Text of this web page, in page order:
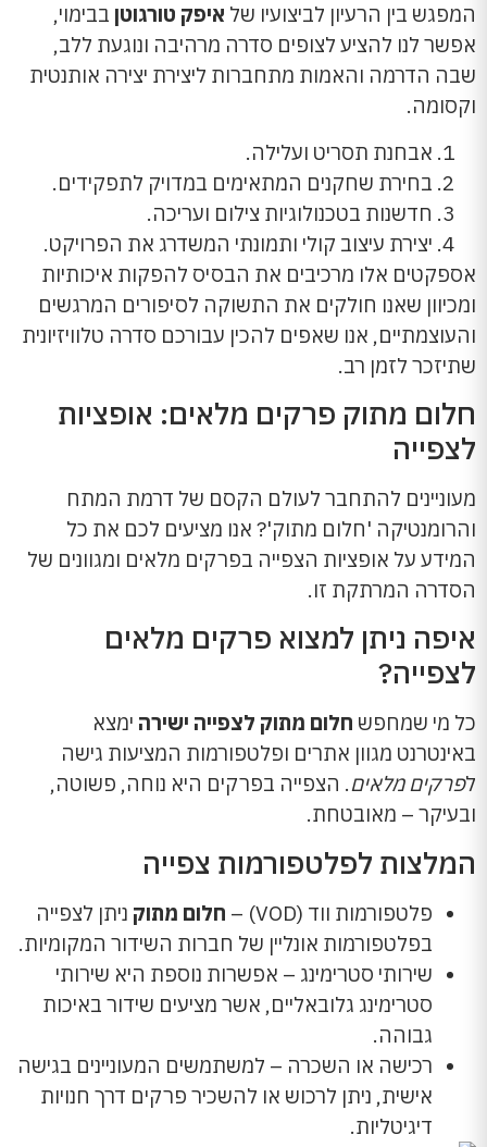
המפגש בין הרעיון לביצועיו של איפק טורגוטן בבימוי,
אפשר לנו להציע לצופים סדרה מרהיבה ונוגעת ללב,
שבה הדרמה והאמות מתחברות ליצירת יצירה אותנטית
וקסומה.
אבחנת תסריט ועלילה.
בחירת שחקנים המתאימים במדויק לתפקידים.
חדשנות בטכנולוגיות צילום ועריכה.
יצירת עיצוב קולי ותמונתי המשדרג את הפרויקט.
אספקטים אלו מרכיבים את הבסיס להפקות איכותיות
ומכיוון שאנו חולקים את התשוקה לסיפורים המרגשים
והעוצמתיים, אנו שאפים להכין עבורכם סדרה טלוויזיונית
שתיזכר לזמן רב.
חלום מתוק פרקים מלאים: אופציות
לצפייה
מעוניינים להתחבר לעולם הקסם של דרמת המתח
והרומנטיקה 'חלום מתוק'? אנו מציעים לכם את כל
המידע על אופציות הצפייה בפרקים מלאים ומגוונים של
הסדרה המרתקת זו.
איפה ניתן למצוא פרקים מלאים
לצפייה?
כל מי שמחפש חלום מתוק לצפייה ישירה ימצא
באינטרנט מגוון אתרים ופלטפורמות המציעות גישה
לפרקים מלאים. הצפייה בפרקים היא נוחה, פשוטה,
ובעיקר – מאובטחת.
המלצות לפלטפורמות צפייה
פלטפורמות ווד (VOD) – חלום מתוק ניתן לצפייה
בפלטפורמות אונליין של חברות השידור המקומיות.
שירותי סטרימינג – אפשרות נוספת היא שירותי
סטרימינג גלובאליים, אשר מציעים שידור באיכות
גבוהה.
רכישה או השכרה – למשתמשים המעוניינים בגישה
אישית, ניתן לרכוש או להשכיר פרקים דרך חנויות
דיגיטליות.